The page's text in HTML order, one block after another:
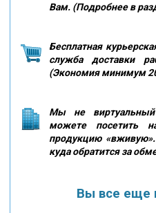
Вам. (Подробнее в
Бесплатная
служба доставки
(Экономия минимум
Мы не
можете посетить
продукцию
куда обратится за
Вы все еще